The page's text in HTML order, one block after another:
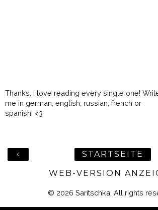
Thanks, I love reading every single one!
me in german, english, russian, french or
spanish! <3
‹
STARTSEITE
WEB-VERSION
© 2026 Saritschka . All rights